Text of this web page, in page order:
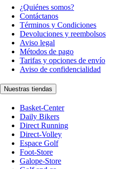
¿Quiénes somos?
Contáctanos
Términos y Condiciones
Devoluciones y reembolsos
Aviso legal
Métodos de pago
Tarifas y opciones de envío
Aviso de confidencialidad
Nuestras tiendas
Basket-Center
Daily Bikers
Direct Running
Direct-Volley
Espace Golf
Foot-Store
Galope-Store